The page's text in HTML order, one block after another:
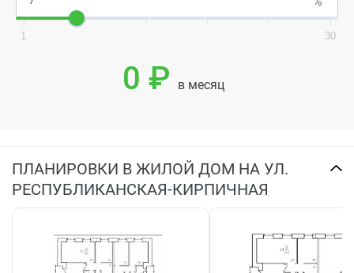
1 30
0 ₽ в месяц
ПЛАНИРОВКИ В ЖИЛОЙ ДОМ НА УЛ.
РЕСПУБЛИКАНСКАЯ-КИРПИЧНАЯ